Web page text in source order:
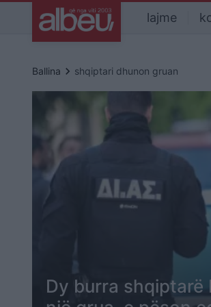
lajme
Ballina keyboard_arrow_right shqiptari dhunon gruan
Dy burra